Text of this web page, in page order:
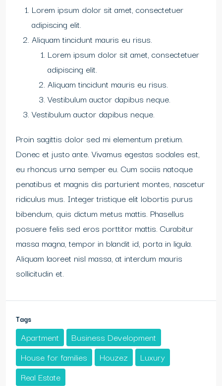
Lorem ipsum dolor sit amet, consectetuer
adipiscing elit.
Aliquam tincidunt mauris eu risus.
Lorem ipsum dolor sit amet, consectetuer
adipiscing elit.
Aliquam tincidunt mauris eu risus.
Vestibulum auctor dapibus neque.
Vestibulum auctor dapibus neque.
Proin sagittis dolor sed mi elementum pretium.
Donec et justo ante. Vivamus egestas sodales est,
eu rhoncus urna semper eu. Cum sociis natoque
penatibus et magnis dis parturient montes, nascetur
ridiculus mus. Integer tristique elit lobortis purus
bibendum, quis dictum metus mattis. Phasellus
posuere felis sed eros porttitor mattis. Curabitur
massa magna, tempor in blandit id, porta in ligula.
Aliquam laoreet nisl massa, at interdum mauris
sollicitudin et.
Tags
Apartment
Business Development
House for families
Houzez
Luxury
Real Estate